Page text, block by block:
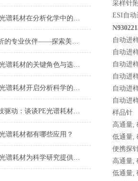
美国PE光谱耗材在分析化学中的多样化应用与技术进展
光谱分析的专业伙伴——探索美国PE光谱耗材的世界
美国PE光谱耗材的关键角色与选择指南
美国PE光谱耗材开启分析科学的新篇章
创新科技驱动：谈谈PE光谱耗材的应用与发展
谱耗材都有哪些应用？
美国PE光谱耗材为科学研究提供有效的支持
采样针
ESI自
自动进
自动进
自动进
自动进
自动进
自动进
样品针
高通量,
低通量,
便携探
高通量,
低通量,